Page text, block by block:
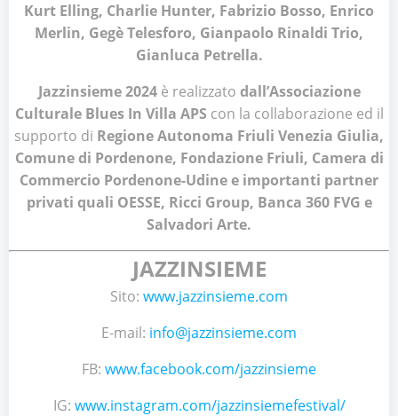
Kurt Elling, Charlie Hunter, Fabrizio Bosso, Enrico
Merlin, Gegè Telesforo, Gianpaolo Rinaldi Trio,
Gianluca Petrella.
Jazzinsieme 2024è realizzato dall’Associazione
Culturale Blues In Villa APS con la collaborazione ed il
supporto di Regione Autonoma Friuli Venezia Giulia,
Comune di Pordenone, Fondazione Friuli, Camera di
Commercio Pordenone-Udine e importanti partner
privati quali OESSE, Ricci Group, Banca 360 FVG e
Salvadori Arte.
JAZZINSIEME
Sito: www.jazzinsieme.com
E-mail: info@jazzinsieme.com
FB: www.facebook.com/jazzinsieme
IG: www.instagram.com/jazzinsiemefestival/